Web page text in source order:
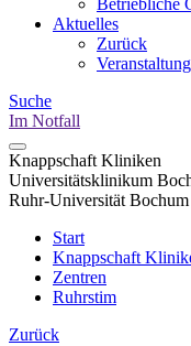
Betriebliche
Aktuelles
Zurück
Suche
Im Notfall
Knappschaft Kliniken
Universitätsklinikum
Ruhr-Universität Bochum
Start
Knappschaft
Zentren
Ruhrstim
Zurück